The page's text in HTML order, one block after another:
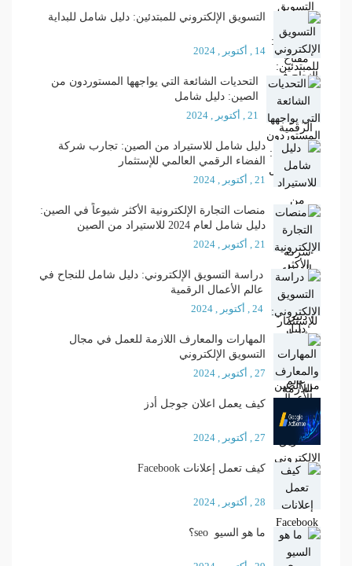
التسويق الإلكتروني للمبتدئين: دليل شامل للبداية
14 , أكتوبر , 2024
التحديات الشائعة التي يواجهها المستوردون من
الصين: دليل شامل
21 , أكتوبر , 2024
دليل شامل للاستيراد من الصين: تجارب شركة
الفضاء الرقمي العالمي للإستثمار
21 , أكتوبر , 2024
منصات التجارة الإلكترونية الأكثر شيوعاً في الصين:
دليل شامل لعام 2024 للاستيراد من الصين
21 , أكتوبر , 2024
دراسة التسويق الإلكتروني: دليل شامل للنجاح في
عالم الأعمال الرقمية
24 , أكتوبر , 2024
المهارات والمعارف اللازمة للعمل في مجال
التسويق الإلكتروني
27 , أكتوبر , 2024
كيف يعمل اعلان جوجل أدز
27 , أكتوبر , 2024
كيف تعمل إعلانات Facebook
28 , أكتوبر , 2024
ما هو السيو seo؟